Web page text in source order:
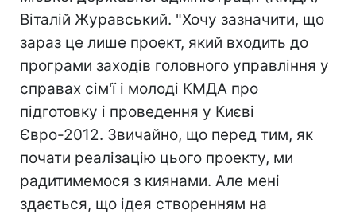
Віталій Журавський. "Хочу зазначити, що
зараз це лише проект, який входить до
програми заходів головного управління у
справах сім'ї і молоді КМДА про
підготовку і проведення у Києві
Євро-2012. Звичайно, що перед тим, як
почати реалізацію цього проекту, ми
радитимемося з киянами. Але мені
здається, що ідея створенням на